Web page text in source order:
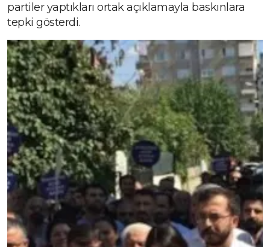
partiler yaptıkları ortak açıklamayla baskınlara
tepki gösterdi.